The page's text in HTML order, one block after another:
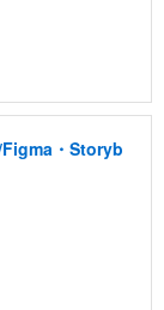
Figma・Storyb